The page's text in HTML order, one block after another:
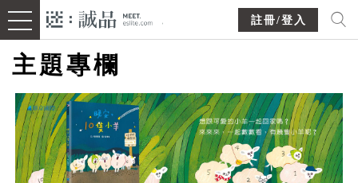
註冊/登入
主題專欄